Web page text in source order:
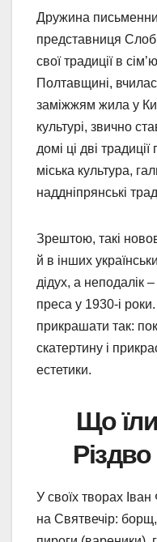
Дружина
представниця
свої традиції в
Полтавщині,
заміжжям жила у
культурі, звично
домі ці дві
міська культура,
наддніпрянські
Зрештою, такі
й в інших
дідух, а неподалік
преса у 1930-і
прикрашати так:
скатертину і
естетики.
Що
У своїх творах Іван
на Святвечір: